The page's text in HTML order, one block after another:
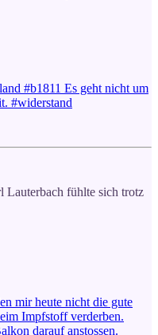
#b1811 Es geht nicht um
#widerstand
Lauterbach fühlte sich trotz
mir heute nicht die gute
Impfstoff verderben.
darauf anstossen.